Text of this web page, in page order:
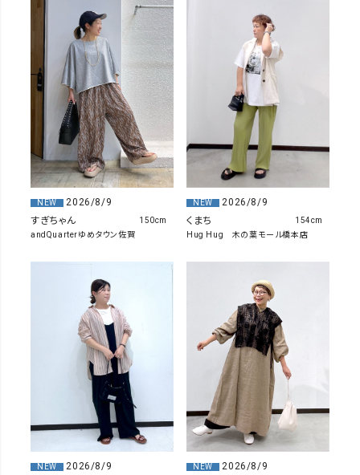
NEW
2026/8/9
すぎちゃん
andQuarterゆめタウン佐賀
150cm
NEW
2026/8/9
くまち
Hug Hug 木の葉モール橋本店
154cm
NEW 2026/8/9 NEW 2026/8/9